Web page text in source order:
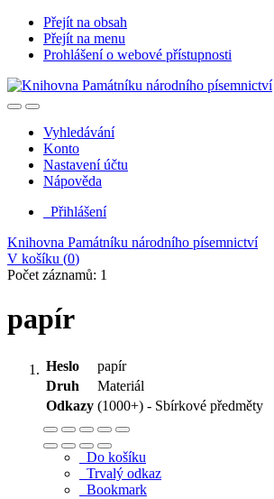
Přejít na obsah
Přejít na menu
Prohlášení o webové přístupnosti
Vyhledávání
Konto
Nastavení účtu
Nápověda
Přihlášení
Knihovna Památníku národního písemnictví
V košíku (0)
Počet záznamů: 1
papír
Heslo
papír
Druh
Materiál
Odkazy (1000+) - Sbírkové předměty
Do košíku
Trvalý odkaz
Bookmark